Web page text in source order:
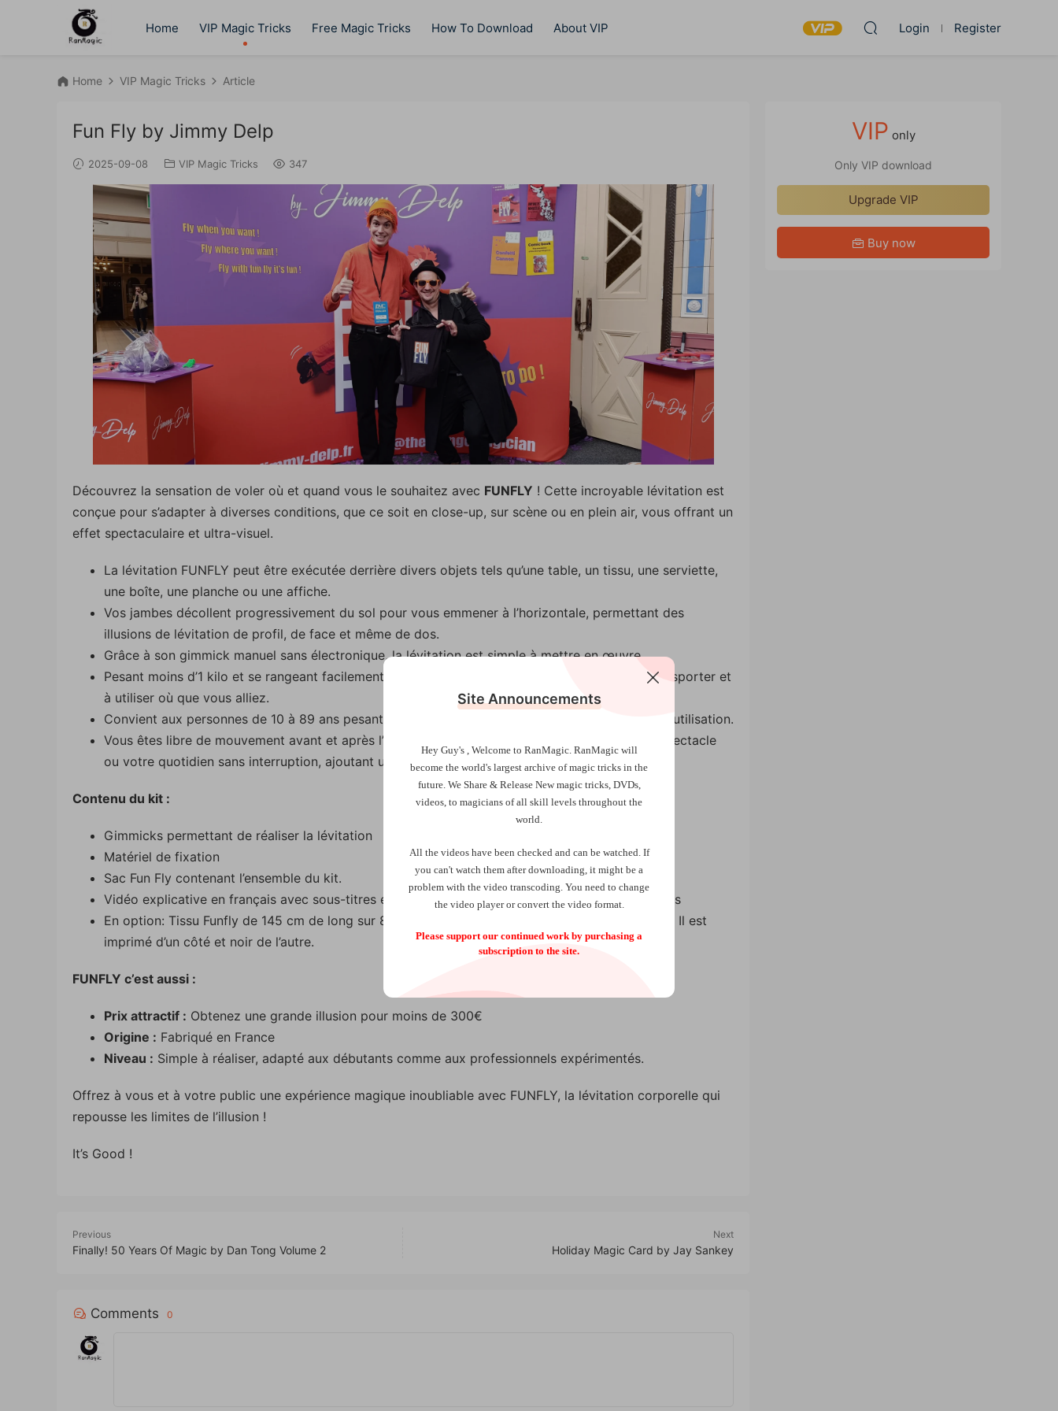
Home VIP Magic Tricks Free Magic Tricks How To Download About VIP Login Register
Home VIP Magic Tricks Article
Fun Fly by Jimmy Delp
2025-09-08 VIP Magic Tricks 347
Découvrez la sensation de voler où et quand vous le souhaitez avec FUNFLY ! Cette incroyable lévitation est
conçue pour s’adapter à diverses conditions, que ce soit en close-up, sur scène ou en plein air, vous offrant un
effet spectaculaire et ultra-visuel.
La lévitation FUNFLY peut être exécutée derrière divers objets tels qu’une table, un tissu, une serviette,
une boîte, une planche ou une affiche.
Vos jambes décollent progressivement du sol pour vous emmener à l’horizontale, permettant des
illusions de lévitation de profil, de face et même de dos.
Grâce à son gimmick manuel sans électronique, la lévitation est simple à mettre en œuvre.
Pesant moins d’1 kilo et se rangeant facilement dans un sac à main, FUNFLY est pratique à transporter et
à utiliser où que vous alliez.
Convient aux personnes de 10 à 89 ans pesant jusqu’à 200 kg, offrant ainsi une large gamme d’utilisation.
Vous êtes libre de mouvement avant et après l’effet, ce qui vous permet de poursuivre votre spectacle
ou votre quotidien sans interruption, ajoutant une dimension de fluidité à vos performances.
Contenu du kit :
Gimmicks permettant de réaliser la lévitation
Matériel de fixation
Sac Fun Fly contenant l’ensemble du kit.
Vidéo explicative en français avec sous-titres en anglais, tourné au Magic Castle de Los Angeles
En option: Tissu Funfly de 145 cm de long sur 80 cm de large pour être mis devant la lévitation. Il est
imprimé d’un côté et noir de l’autre.
FUNFLY c’est aussi :
Prix attractif : Obtenez une grande illusion pour moins de 300€
Origine : Fabriqué en France
Niveau : Simple à réaliser, adapté aux débutants comme aux professionnels expérimentés.
Offrez à vous et à votre public une expérience magique inoubliable avec FUNFLY, la lévitation corporelle qui
repousse les limites de l’illusion !
It’s Good !
Previous
Finally! 50 Years Of Magic by Dan Tong Volume 2
Next
Holiday Magic Card by Jay Sankey
Comments 0
VIP only
Only VIP download
Upgrade VIP
Buy now
Site Announcements
Hey Guy's , Welcome to RanMagic. RanMagic will
become the world's largest archive ofmagic tricks in the
future. We Share & Release New magic tricks, DVDs,
videos, to magicians of all skill levels throughout the
world.
All the videos have been checked and can be watched. If
you can't watch them after downloading, it might be a
problem with the video transcoding. You need to change
the video player or convert the video format.
Please support our continued work by purchasing a
subscription to the site.